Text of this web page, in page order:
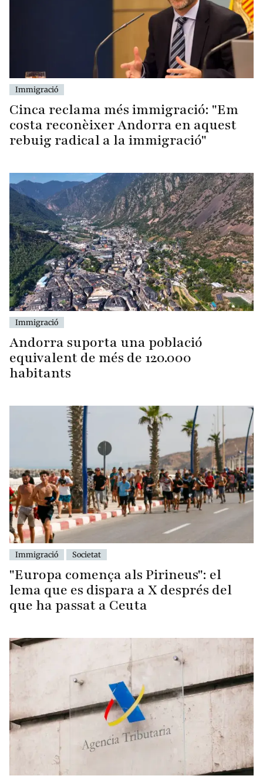
Immigració
Cinca reclama més immigració: "Em
costa reconèixer Andorra en aquest
rebuig radical a la immigració"
Immigració
Andorra suporta una població
equivalent de més de 120.000
habitants
Immigració Societat
"Europa comença als Pirineus": el
lema que es dispara a X després del
que ha passat a Ceuta